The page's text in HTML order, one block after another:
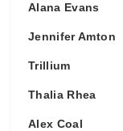
Alana Evans
Jennifer Amton
Trillium
Thalia Rhea
Alex Coal